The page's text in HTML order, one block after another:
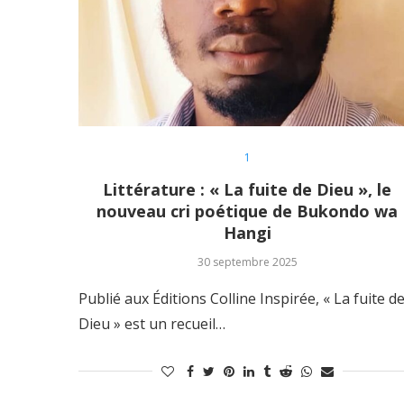
1
Littérature : « La fuite de Dieu », le
nouveau cri poétique de Bukondo wa
Hangi
30 septembre 2025
Publié aux Éditions Colline Inspirée, « La fuite de
Dieu » est un recueil…